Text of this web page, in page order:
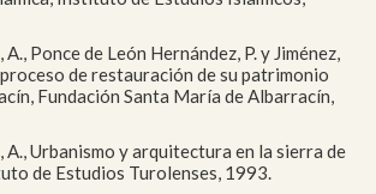
Ponce de León Hernández, P. y Jiménez,
de restauración de su patrimonio
Fundación Santa María de Albarracín,
A., Urbanismo y arquitectura en la sierra de
de Estudios Turolenses, 1993.